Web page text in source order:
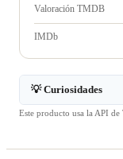
Valoración TMDB
IMDb
💡 Curiosidades
Este producto usa la API